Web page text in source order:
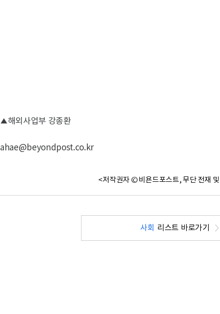
▲해외사업부 강종환
ahae@beyondpost.co.kr
<저작권자 © 비욘드포스트, 무단 전재
사회 리스트 바로가기